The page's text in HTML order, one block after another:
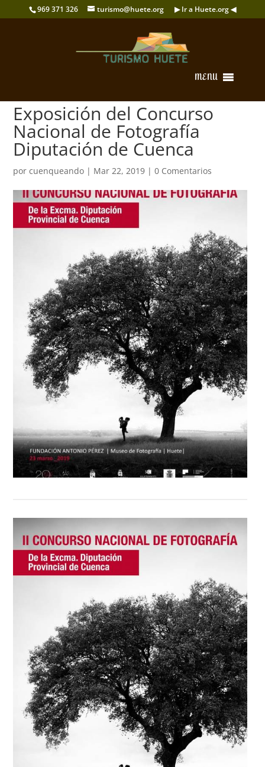
969 371 326 turismo@huete.org ▶ Ir a Huete.org ◀
MENU
Exposición del Concurso
Nacional de Fotografía
Diputación de Cuenca
porcuenqueando | Mar 22, 2019 |0 Comentarios